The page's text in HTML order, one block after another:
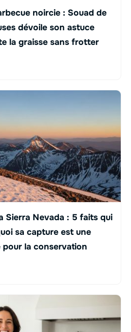
noircie : Souad de
dévoile son astuce
la graisse sans frotter
Sierra Nevada : 5 faits qui
sa capture est une
pour la conservation